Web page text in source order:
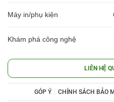
Máy in/phụ kiện
Khám phá công nghệ
LIÊN HỆ
GÓP Ý CHÍNH SÁCH BẢO